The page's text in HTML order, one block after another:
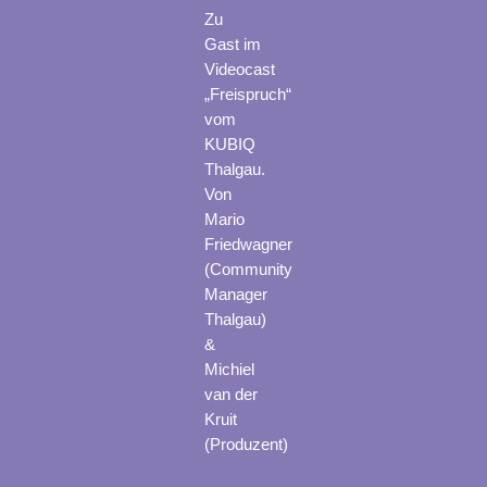
Zu
Gast im
Videocast
„Freispruch“
vom
KUBIQ
Thalgau.
Von
Mario
Friedwagner
(Community
Manager
Thalgau)
&
Michiel
van der
Kruit
(Produzent)